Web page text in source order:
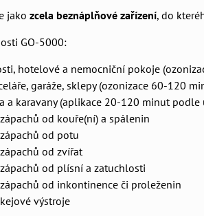
jako zcela beznáplňové zařízení, do
GO-5000:
hotelové a nemocniční pokoje
garáže, sklepy (ozonizace 60-120
a karavany (aplikace 20-120 minut podle
od kouře(ní) a spálenin
od potu
od zvířat
od plísní a zatuchlosti
od inkontinence či proleženin
výstroje